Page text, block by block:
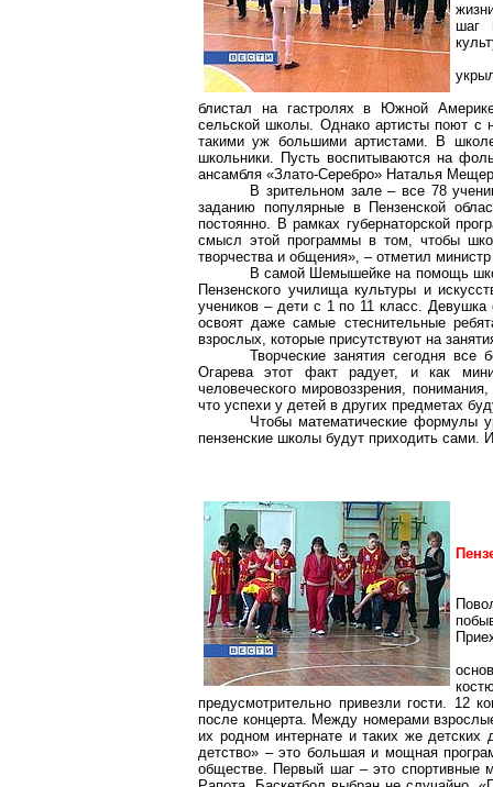
шаг
блистал на гастролях в Южной
сельской школы. Однако артисты поют с
такими уж большими артистами. В
школьники. Пусть воспитываются на
ансамбля «Злато-Серебро» Наталья
В зрительном зале – все 78
заданию популярные в Пензенской
постоянно. В рамках губернаторской
смысл этой программы в том, чтобы
творчества и общения», – отметил
В самой Шемышейке на помощь
Пензенского училища культуры и
учеников – дети с 1 по 11 класс.
освоят даже самые стеснительные
взрослых, которые присутствуют на
Творческие занятия сегодня
Огарева этот факт радует, и как
человеческого мировоззрения,
что успехи у детей в других предметах
Чтобы математические формулы
пензенские школы будут приходить сами.
предусмотрительно привезли гости. 12
после концерта. Между номерами
их родном интернате и таких же
детство» – это большая и мощная
обществе. Первый шаг – это спортивные